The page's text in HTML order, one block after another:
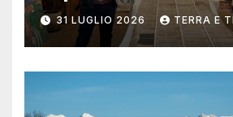
contemporanea
31 LUGLIO 2026 TERRA E